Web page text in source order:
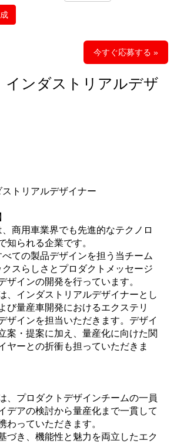
今すぐ応募する »
インダストリアルデザ
トリアルデザイナー
商用車業界でも先進的なテクノロ
知られる企業です。
ての製品デザインを担う当チーム
スらしさとプロダクトメッセージ
ザインの開発を行っています。
、インダストリアルデザイナーとし
び量産車開発におけるエクステリ
ザインを担当いただきます。デザイ
案・提案に加え、量産化に向けた関
ヤーとの折衝も担っていただきま
、プロダクトデザインチームの一員
デアの検討から量産化まで一貫して
わっていただきます。
づき、機能性と魅力を両立したエク